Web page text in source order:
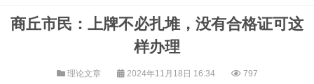
商丘市民：上牌不必扎堆，没有合格证可这
样办理
理论文章 2024年11月18日 16:34 797